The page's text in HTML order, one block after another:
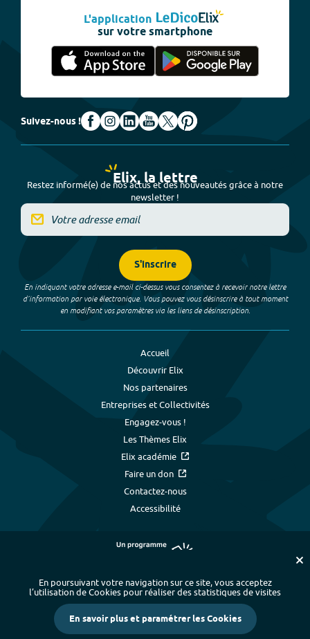
L'application
sur votre smartphone
Suivez-nous !
Elix, la lettre
Restez informé(e) de nos actus et des nouveautés grâce à notre
newsletter !
S'inscrire
En indiquant votre adresse e-mail ci-dessus vous consentez à recevoir notre lettre
d’information par voie électronique. Vous pouvez vous désinscrire à tout moment
en modifiant vos paramètres via les liens de désinscription.
Accueil
Découvrir Elix
Nos partenaires
Entreprises et Collectivités
Engagez-vous !
Les Thèmes Elix
Elix académie
Faire un don
Contactez-nous
Accessibilité
Plan du site - Index alphabétique
-
Mentions légales et données personnelles
- Paramétrer les cookies
Crédits
En poursuivant votre navigation sur ce site, vous acceptez
l’utilisation de Cookies pour réaliser des statistiques de visites
En savoir plus et paramétrer les Cookies